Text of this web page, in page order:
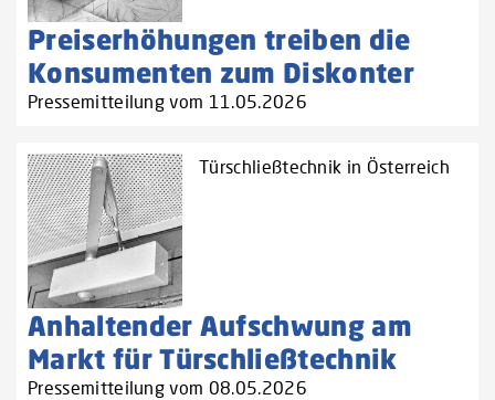
Preiserhöhungen treiben die
Konsumenten zum Diskonter
Pressemitteilung vom 11.05.2026
Türschließtechnik in Österreich
Anhaltender Aufschwung am
Markt für Türschließtechnik
Pressemitteilung vom 08.05.2026